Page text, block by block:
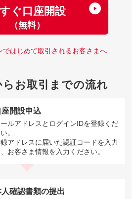
ぐ口座開設
（無料）
ではじめて取引されるお客さまへ
らお取引までの流れ
座開設申込
ールアドレスとログインIDを登録くだ
。
アドレスに届いた認証コードを入力
、お客さま情報を入力ください。
人確認書類の提出